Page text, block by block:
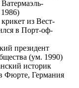
из Вест-
в Порт-оф-
президент
(ум. 1990)
историк
Фюрте, Германия